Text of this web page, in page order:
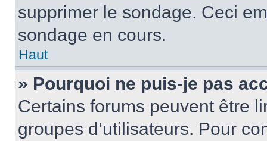
supprimer le sondage. Ceci
sondage en cours.
Haut
» Pourquoi ne puis-je pas
Certains forums peuvent être
groupes d’utilisateurs. Pour